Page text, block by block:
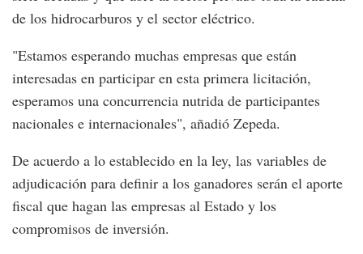
de los hidrocarburos y el sector eléctrico.
"Estamos esperando muchas empresas que están
interesadas en participar en esta primera licitación,
esperamos una concurrencia nutrida de participantes
nacionales e internacionales", añadió Zepeda.
De acuerdo a lo establecido en la ley, las variables de
adjudicación para definir a los ganadores serán el aporte
fiscal que hagan las empresas al Estado y los
compromisos de inversión.